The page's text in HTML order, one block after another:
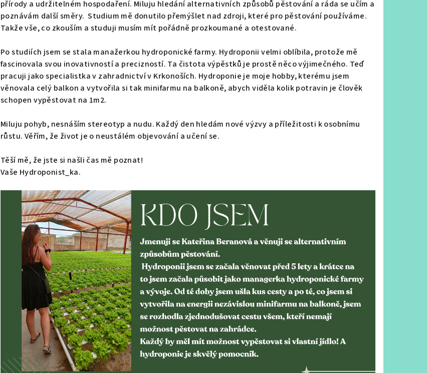
přírody a udržitelném hospodaření. Miluju hledání alternativních způsobů pěstování a ráda se učím a
poznávám další směry. Studium mě donutilo přemýšlet nad zdroji, které pro pěstování používáme.
Takže vše, co zkouším a studuji musím mít pořádně prozkoumané a otestované.
Po studiích jsem se stala manažerkou hydroponické farmy. Hydroponii velmi oblíbila, protože mě
fascinovala svou inovativností a precizností. Ta čistota výpěstků je prostě něco výjimečného. Teď
pracuji jako specialistka v zahradnictví v Krkonoších. Hydroponie je moje hobby, kterému jsem
věnovala celý balkon a vytvořila si tak minifarmu na balkoně, abych viděla kolik potravin je člověk
schopen vypěstovat na 1m2.
Miluju pohyb, nesnáším stereotyp a nudu. Každý den hledám nové výzvy a příležitosti k osobnímu
růstu. Věřím, že život je o neustálém objevování a učení se.
Těší mě, že jste si našli čas mě poznat!
Vaše Hydroponist_ka.